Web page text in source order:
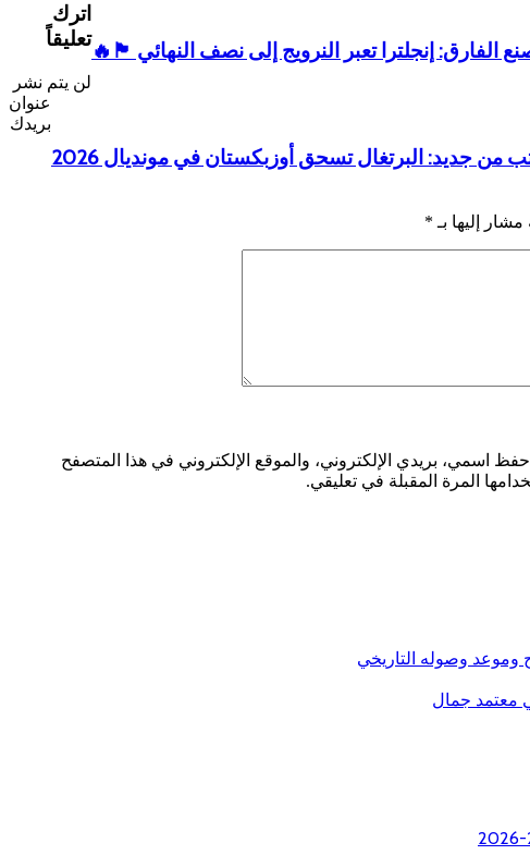
الفارق: إنجلترا تعبر النرويج إلى نصف النهائي 🏴󠁧󠁢󠁥󠁮󠁧󠁿🔥
من جديد: البرتغال تسحق أوزبكستان في مونديال 2026
اترك
تعليقاً
لن يتم نشر
عنوان
بريدك
مشار إليها بـ *
احفظ اسمي، بريدي الإلكتروني، والموقع الإلكتروني في هذا المتصفح
المرة المقبلة في تعليقي.
وموعد وصوله التاريخي
معتمد جمال